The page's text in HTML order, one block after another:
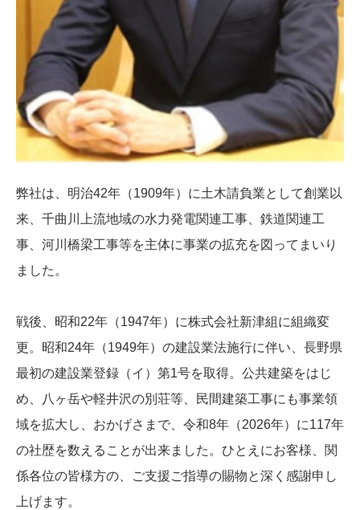
弊社は、明治42年（1909年）に土木請負業として創業以
来、千曲川上流地域の水力発電関連工事、鉄道関連工
事、河川橋梁工事等を主体に事業の拡充を図ってまいり
ました。
戦後、昭和22年（1947年）に株式会社新津組に組織変
更。昭和24年（1949年）の建設業法施行に伴い、長野県
最初の建設業登録（イ）第1号を取得。公共建築をはじ
め、八ヶ岳や軽井沢の別荘等、民間建築工事にも事業領
域を拡大し、おかげさまで、令和8年（2026年）に117年
の社歴を数えることが出来ました。ひとえにお客様、関
係各位の皆様方の、ご支援ご指導の賜物と深く感謝申し
上げます。